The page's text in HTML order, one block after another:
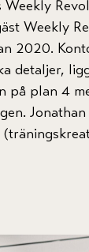
Weekly
Weekly
2020.
detaljer,
på plan 4